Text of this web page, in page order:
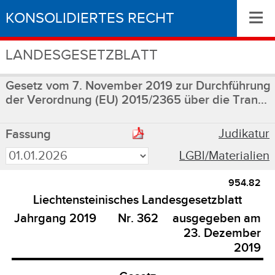
KONSOLIDIERTES RECHT
LANDESGESETZBLATT
≡
Gesetz vom 7. November 2019 zur Durchführung
der Verordnung (EU) 2015/2365 über die Tran...
Fassung
Judikatur
LGBl/Materialien